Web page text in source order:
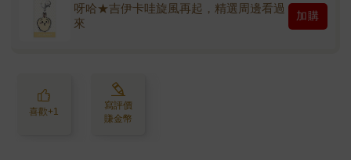
呀哈★吉伊卡哇旋風再起，精選周邊看過
來
加購
喜歡+1
寫評價
賺金幣